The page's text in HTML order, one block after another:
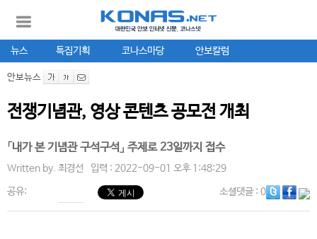
뉴스 특집기획 코나스마당 안보칼럼
안보뉴스
전쟁기념관, 영상 콘텐츠 공모전 개최
「내가 본 기념관 구석구석」 주제로 23일까지 접수
Written by. 최경선 입력 : 2022-09-01 오후 1:48:29
공유: 소셜댓글: 0